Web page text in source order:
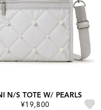
N/S TOTE W/ PEARLS
¥19,800